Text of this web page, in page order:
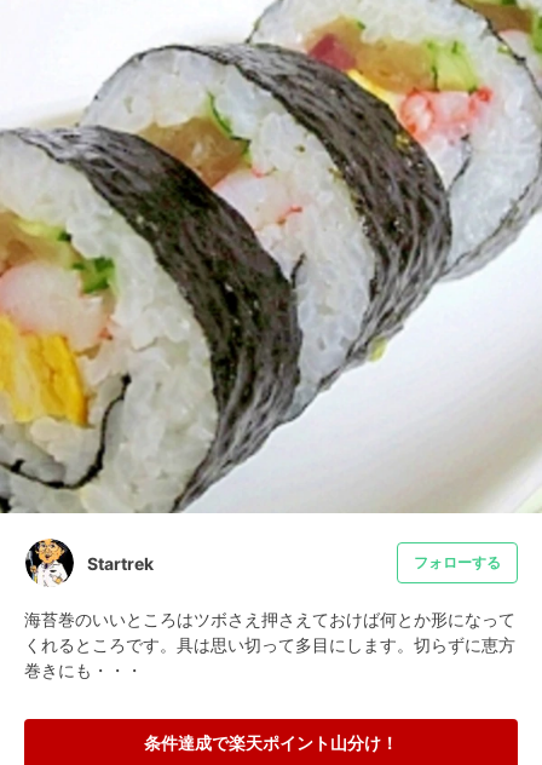
Startrek フォローする
海苔巻のいいところはツボさえ押さえておけば何とか形になって
くれるところです。具は思い切って多目にします。切らずに恵方
巻きにも・・・
条件達成で楽天ポイント山分け！